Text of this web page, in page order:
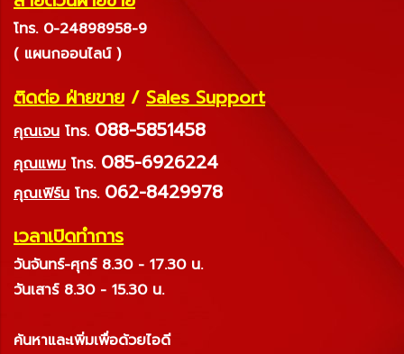
โทร. 0-24898958-9
( แผนกออนไลน์ )
ติดต่อ ฝ่ายขาย / Sales Support
คุณเจน โทร. 088-5851458
คุณแพม โทร. 085-6926224
คุณเฟิร์น โทร. 062-8429978
เวลาเปิดทำการ
วันจันทร์-ศุกร์ 8.30 - 17.30 น.
วันเสาร์ 8.30 - 15.30 น.
ค้นหาและเพิ่มเพื่อด้วยไอดี